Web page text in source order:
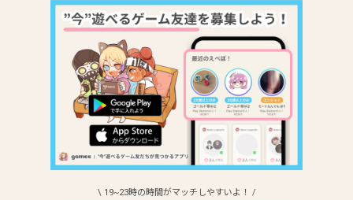
\ 19~23時の時間がマッチしやすいよ！ /